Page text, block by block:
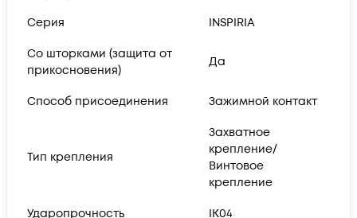
Серия INSPIRIA
Со шторками (защита от
прикосновения)
Да
Способ присоединения Зажимной контакт
Тип крепления
Захватное
крепление/
Винтовое
крепление
Ударопрочность IK04